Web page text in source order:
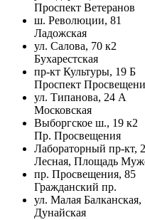
Проспект Ветеранов
ш. Революции, 81
Ладожская
ул. Салова, 70 к2
Бухарестская
пр-кт Культуры, 19 Б
Проспект
ул. Типанова, 24 А
Московская
Выборгское ш., 19 к2
Пр. Просвещения
Лабораторный пр-кт,
Лесная, Площадь
пр. Просвещения, 85
Гражданский пр.
ул. Малая Балканская,
Дунайская